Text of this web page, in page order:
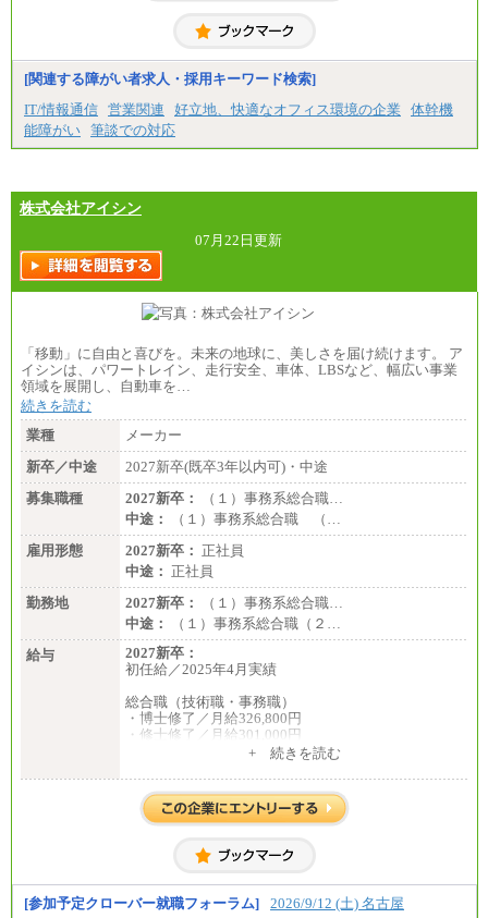
いたします
※自己成長支援金(10,000円）を含む
※別途、Workstyle支援金(月額4,000円）
[関連する障がい者求人・採用キーワード検索]
IT/情報通信 営業関連 好立地、快適なオフィス環境の企業
体幹機
能障がい 筆談での対応
株式会社アイシン
07月22日更新
「移動」に自由と喜びを。未来の地球に、美しさを届け続けます。 ア
イシンは、パワートレイン、走行安全、車体、LBSなど、幅広い事業
領域を展開し、自動車を…
続きを読む
業種
メーカー
新卒／中途
2027新卒(既卒3年以内可)・中途
募集職種
2027新卒：
（１）事務系総合職…
中途：
（１）事務系総合職 （…
雇用形態
2027新卒： 正社員
中途： 正社員
勤務地
2027新卒：
（１）事務系総合職…
中途：
（１）事務系総合職（２…
給与
2027新卒：
初任給／2025年4月実績
総合職（技術職・事務職）
・博士修了／月給326,800円
・修士修了／月給301,000円
・大学卒／月給282,000円
・高専卒（本科）／月給256,000円
一般事務職
・高専卒（専攻科）／月給206,400円
・高専卒（本科）月給197,800円
・短大卒／月給197,800円
・専門卒（2年）／月給197,800円
+ 続きを読む
[参加予定クローバー就職フォーラム] 2026/9/12 (土) 名古屋